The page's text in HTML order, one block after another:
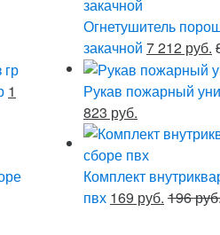
1
Огнетушитель
закачной 7 212 руб.
Рукав пожарный
823 руб.
Комплект
пвх 169 руб. 196